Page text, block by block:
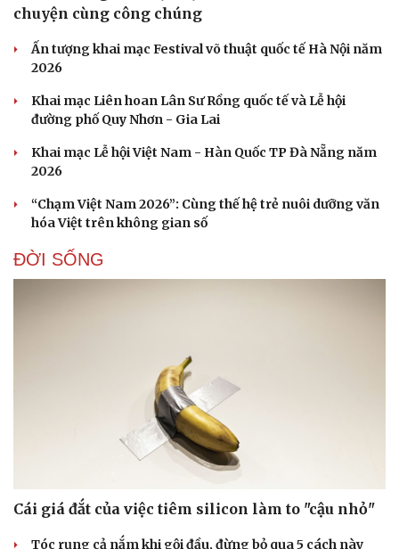
Phân tích
chuyện cùng công chúng
Ấn tượng khai mạc Festival võ thuật quốc tế Hà Nội năm
2026
Khai mạc Liên hoan Lân Sư Rồng quốc tế và Lễ hội
đường phố Quy Nhơn - Gia Lai
Khai mạc Lễ hội Việt Nam - Hàn Quốc TP Đà Nẵng năm
2026
“Chạm Việt Nam 2026”: Cùng thế hệ trẻ nuôi dưỡng văn
hóa Việt trên không gian số
ĐỜI SỐNG
Cái giá đắt của việc tiêm silicon làm to "cậu nhỏ"
Tóc rụng cả nắm khi gội đầu, đừng bỏ qua 5 cách này